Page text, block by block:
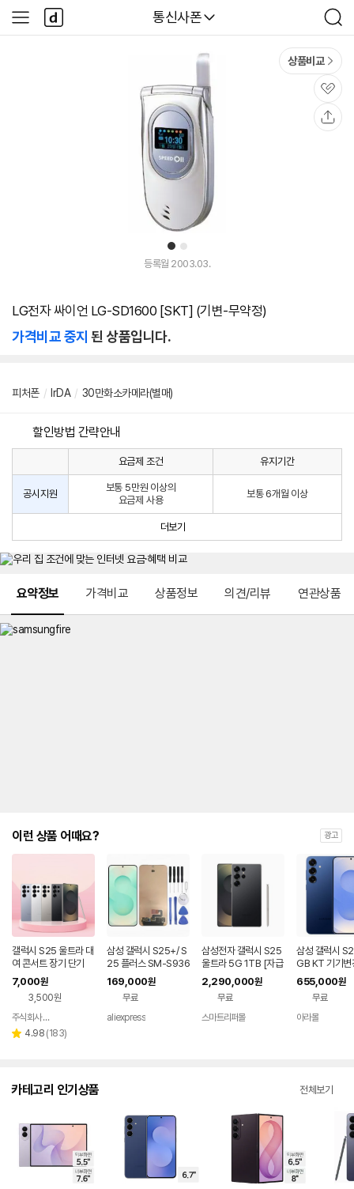
다나와
통신사폰
검
색
사
이
다
나
와
1 2
상품비교
관
심
등록월 2003.03.
LG전자 싸이언 LG-SD1600 [SKT] (기변-무약정)
가격비교 중지 된 상품입니다.
피처폰 / lrDA / 30만화소카메라(별매)
할인방법 간략안내
원
선
택
약
정
는
대
략
인
을
안
내
를
나
타
는
표
사
인
법
요금제 조건 유지기간
공시지원
보통 5만원 이상의
요금제 사용
보통 6개월 이상
더보기
요약정보 가격비교 상품정보 의견/리뷰 연관상품
이런 상품 어때요? 광고
갤럭시 S25 울트라 대
여 콘서트 장기 단기
7,000원
3,500원
페이
주식회사 폰빌리지
별 4.98 리
(183)
삼성 갤럭시 S25+/ S
25 플러스 SM-S936
U/S936B 휴대폰 액
세서리에 적합한 프레
임 포함 오리지널 AM
OLED 스크린
169,000원
무료
aliexpress
삼성전자 갤럭시 S25
울트라 5G 1TB [자급
제] 티타늄블랙
2,290,000원
무료
스마트리퍼몰
삼성 갤럭시
GB KT 기기변
655,000원
무료
아라몰
카테고리 인기상품 전체보기